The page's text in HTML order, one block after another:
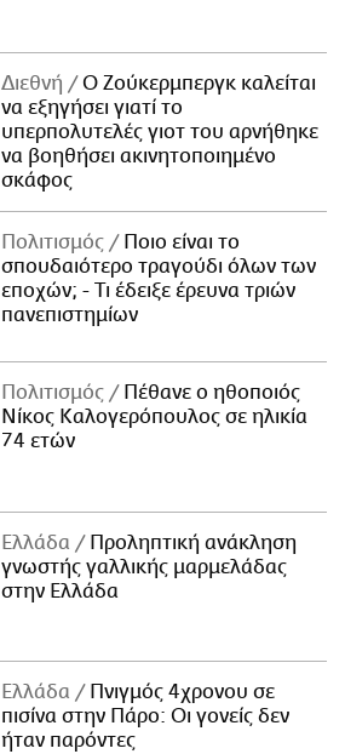
Διεθνή
Ο Ζούκερμπεργκ καλείται
να εξηγήσει γιατί το
υπερπολυτελές γιοτ του αρνήθηκε
να βοηθήσει ακινητοποιημένο
σκάφος
Πολιτισμός
Ποιο είναι το
σπουδαιότερο τραγούδι όλων των
εποχών; - Τι έδειξε έρευνα τριών
πανεπιστημίων
Πολιτισμός
Πέθανε ο ηθοποιός
Νίκος Καλογερόπουλος σε ηλικία
74 ετών
Ελλάδα
Προληπτική ανάκληση
γνωστής γαλλικής μαρμελάδας
στην Ελλάδα
Ελλάδα
Πνιγμός 4χρονου σε
πισίνα στην Πάρο: Οι γονείς δεν
ήταν παρόντες